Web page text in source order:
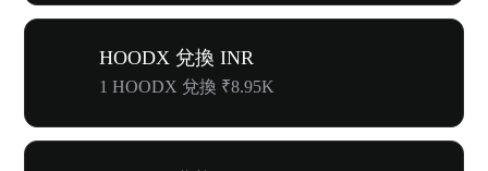
HOODX 兌換 INR
1 HOODX 兌換 ₹8.95K